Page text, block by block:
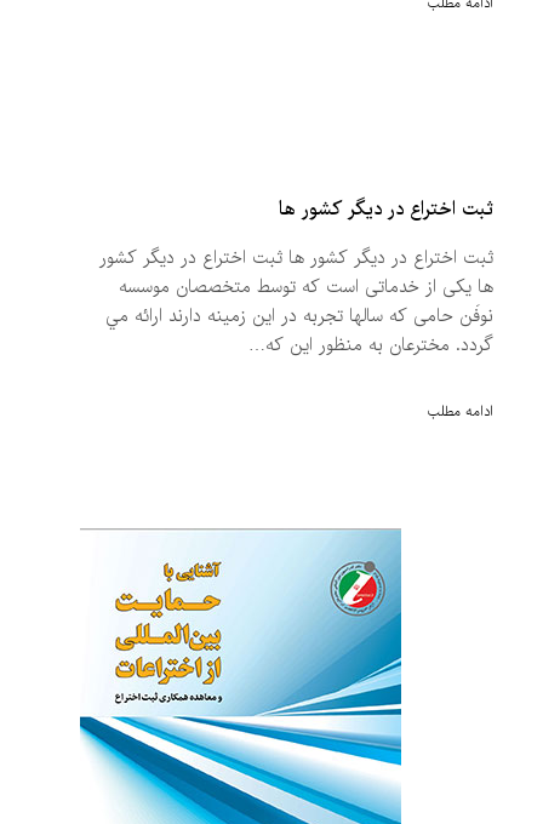
ثبت اختراع در دیگر کشور ها
ثبت اختراع در دیگر کشور ها ثبت اختراع در دیگر کشور
ها یکی از خدماتی است كه توسط متخصصان موسسه
نوفَن حامی كه سالها تجربه در اين زمينه دارند ارائه مي
گردد. مخترعان به منظور این که…
ادامه مطلب